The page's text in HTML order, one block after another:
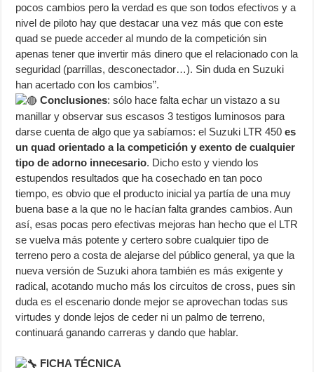
pocos cambios pero la verdad es que son todos efectivos y a
nivel de piloto hay que destacar una vez más que con este
quad se puede acceder al mundo de la competición sin
apenas tener que invertir más dinero que el relacionado con la
seguridad (parrillas, desconectador…). Sin duda en Suzuki
han acertado con los cambios”.
Conclusiones: sólo hace falta echar un vistazo a su
manillar y observar sus escasos 3 testigos luminosos para
darse cuenta de algo que ya sabíamos: el Suzuki LTR 450es
un quad orientado a la competición y exento de cualquier
tipo de adorno innecesario. Dicho esto y viendo los
estupendos resultados que ha cosechado en tan poco
tiempo, es obvio que el producto inicial ya partía de una muy
buena base a la que no le hacían falta grandes cambios. Aun
así, esas pocas pero efectivas mejoras han hecho que el LTR
se vuelva más potente y certero sobre cualquier tipo de
terreno pero a costa de alejarse del público general, ya que la
nueva versión de Suzuki ahora también es más exigente y
radical, acotando mucho más los circuitos de cross, pues sin
duda es el escenario donde mejor se aprovechan todas sus
virtudes y donde lejos de ceder ni un palmo de terreno,
continuará ganando carreras y dando que hablar.
FICHA TÉCNICA